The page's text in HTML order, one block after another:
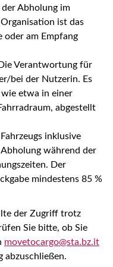
Abholung im
ist das
oder am Empfang
Verantwortung für
bei der Nutzerin. Es
etwa in einer
abgestellt
inklusive
während der
Der
mindestens 85 %
der Zugriff trotz
Sie bitte, ob Sie
movetocargo@sta.bz.it
abzuschließen.